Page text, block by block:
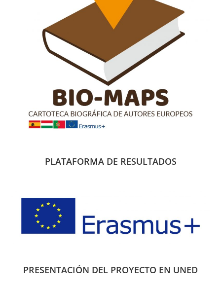
PLATAFORMA DE RESULTADOS
PRESENTACIÓN DEL PROYECTO EN UNED